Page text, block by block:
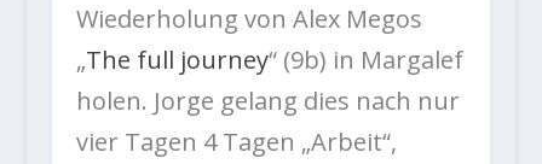
Wiederholung von Alex Megos
„The full journey“ (9b) in Margalef
holen. Jorge gelang dies nach nur
vier Tagen 4 Tagen „Arbeit“,